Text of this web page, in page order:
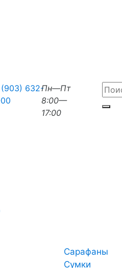
632-Пн—Пт
8:00—
17:00
Сарафаны
Сумки